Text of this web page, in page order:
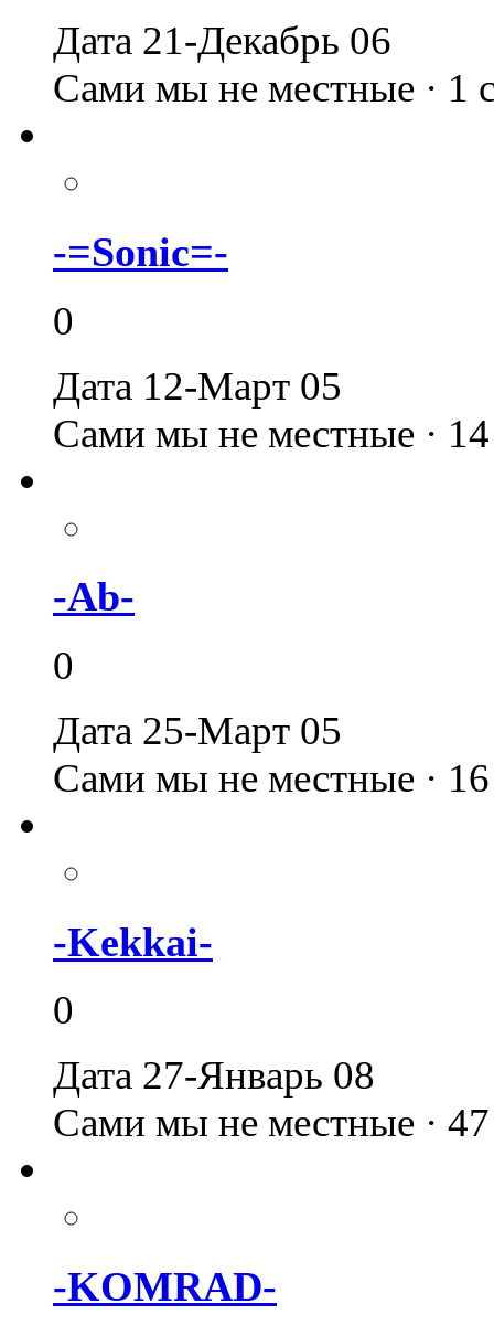
Дата 21-Декабрь 06
Сами мы не местные · 1
-=Sonic=-
0
Дата 12-Март 05
Сами мы не местные ·
-Ab-
0
Дата 25-Март 05
Сами мы не местные ·
-Kekkai-
0
Дата 27-Январь 08
Сами мы не местные ·
-KOMRAD-